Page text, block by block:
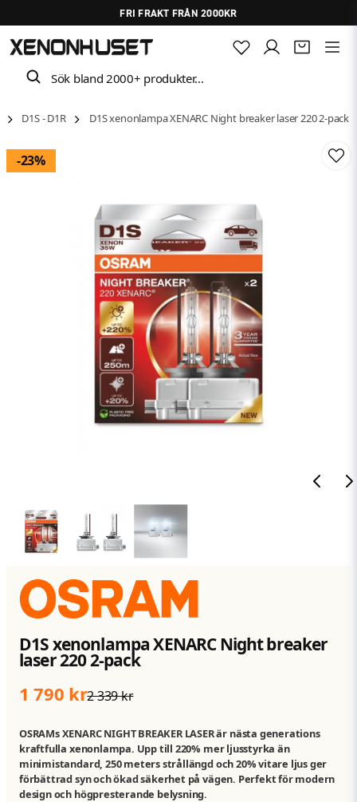
FRI FRAKT FRÅN 2000KR
Sök bland 2000+ produkter…
D1S - D1R D1S xenonlampa XENARC Night breaker laser 220 2-pack
-23%
D1S xenonlampa XENARC Night breaker
laser 220 2-pack
2 339 kr
1 790 kr
OSRAMs XENARC NIGHT BREAKER LASER är nästa generations
kraftfulla xenonlampa. Upp till 220% mer ljusstyrka än
minimistandard, 250 meters strållängd och 20% vitare ljus ger
förbättrad syn och ökad säkerhet på vägen. Perfekt för modern
design och högpresterande belysning.